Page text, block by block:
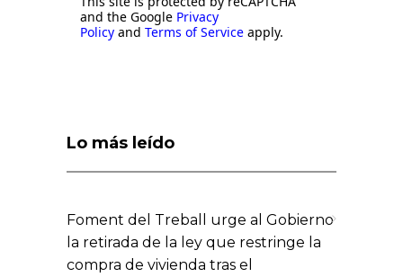
and the Google Privacy
Policy and Terms of Service apply.
Lo más leído
Foment del Treball urge al Gobierno
la retirada de la ley que restringe la
compra de vivienda tras el